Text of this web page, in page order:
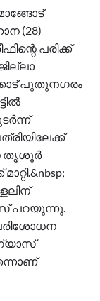
(28)
പരിക്ക്
പുതുനഗരം
തൃശൂർ
പറയുന്നു.